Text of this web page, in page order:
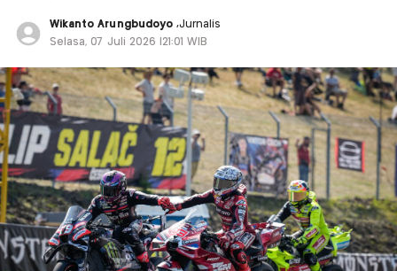
Wikanto Arungbudoyo ,Jurnalis
Selasa, 07 Juli 2026 |21:01 WIB